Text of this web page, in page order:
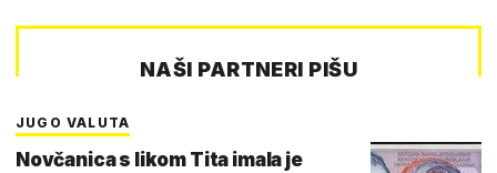
NAŠI PARTNERI PIŠU
JUGO VALUTA
Novčanica s likom Tita imala je